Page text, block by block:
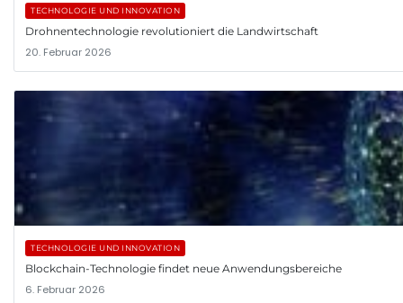
TECHNOLOGIE UND INNOVATION
Drohnentechnologie revolutioniert die Landwirtschaft
20. Februar 2026
TECHNOLOGIE UND INNOVATION
Blockchain-Technologie findet neue Anwendungsbereiche
6. Februar 2026